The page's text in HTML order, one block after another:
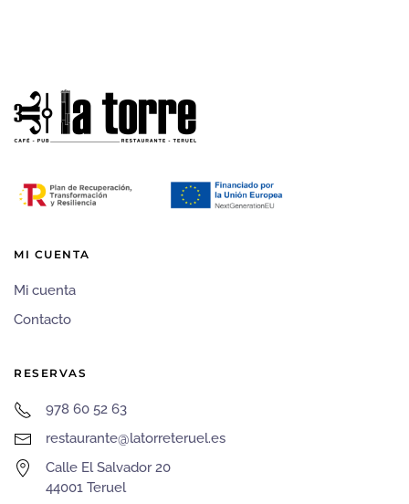
MI CUENTA
Mi cuenta
Contacto
RESERVAS
978 60 52 63
restaurante@latorreteruel.es
Calle El Salvador 20
44001 Teruel